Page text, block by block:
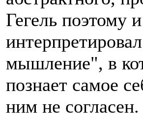
Гегель поэтому
мышление", в
познает самое
ним не